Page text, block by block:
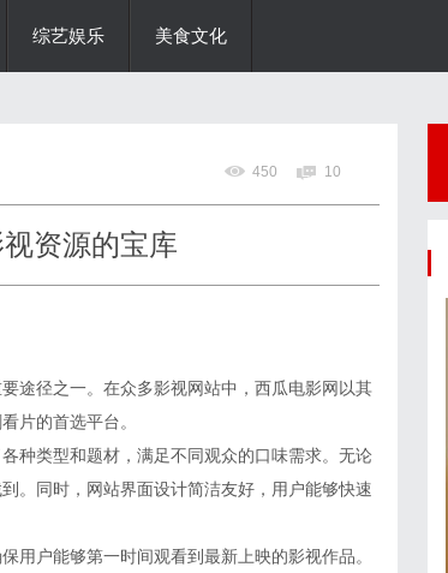
综艺娱乐 美食文化
450 10
资源的宝库
途径之一。在众多影视网站中，西瓜电影网以其
片的首选平台。
种类型和题材，满足不同观众的口味需求。无论
。同时，网站界面设计简洁友好，用户能够快速
用户能够第一时间观看到最新上映的影视作品。